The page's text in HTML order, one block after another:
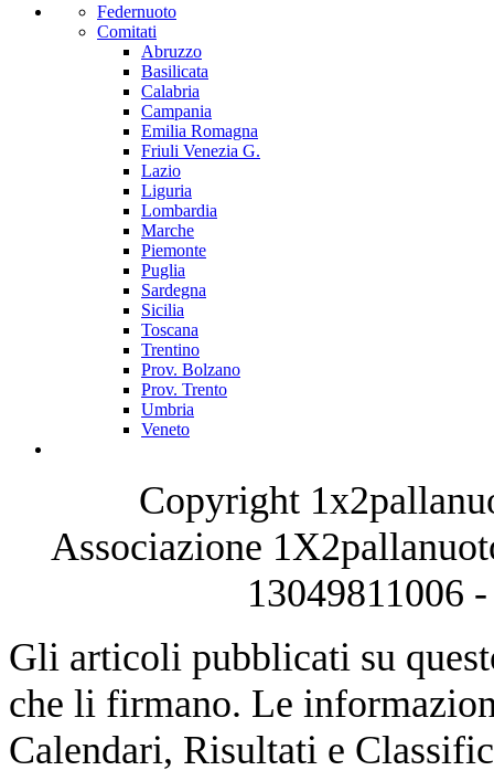
Federnuoto
Comitati
Abruzzo
Basilicata
Calabria
Campania
Emilia Romagna
Friuli Venezia G.
Lazio
Liguria
Lombardia
Marche
Piemonte
Puglia
Sardegna
Sicilia
Toscana
Trentino
Prov. Bolzano
Prov. Trento
Umbria
Veneto
Copyright
Associazione
13049811006
Gli articoli pubblicati su
che li firmano. Le
Calendari, Risultati e